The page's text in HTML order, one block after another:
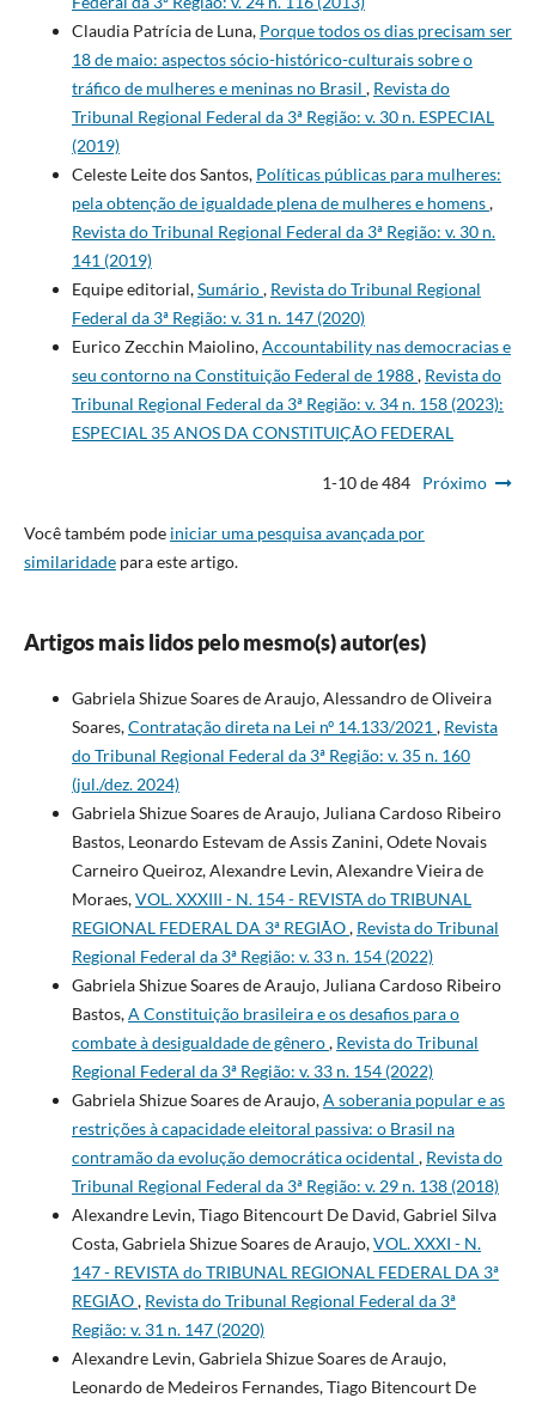
Claudia Patrícia de Luna, Porque todos os dias precisam ser
18 de maio: aspectos sócio-histórico-culturais sobre o
tráfico de mulheres e meninas no Brasil , Revista do
Tribunal Regional Federal da 3ª Região: v. 30 n. ESPECIAL
(2019)
Celeste Leite dos Santos, Políticas públicas para mulheres:
pela obtenção de igualdade plena de mulheres e homens,
Revista do Tribunal Regional Federal da 3ª Região: v. 30 n.
141 (2019)
Equipe editorial,Sumário, Revista do Tribunal Regional
Federal da 3ª Região: v. 31 n. 147 (2020)
Eurico Zecchin Maiolino,Accountability nas democracias e
seu contorno na Constituição Federal de 1988, Revista do
Tribunal Regional Federal da 3ª Região: v. 34 n. 158 (2023):
ESPECIAL 35 ANOS DA CONSTITUIÇÃO FEDERAL
1-10 de 484 Próximo
Você também pode iniciar uma pesquisa avançada por
similaridadepara este artigo.
Artigos mais lidos pelo mesmo(s) autor(es)
Gabriela Shizue Soares de Araujo, Alessandro de Oliveira
Soares,Contratação direta na Lei nº 14.133/2021 , Revista
do Tribunal Regional Federal da 3ª Região: v. 35 n. 160
(jul./dez. 2024)
Gabriela Shizue Soares de Araujo, Juliana Cardoso Ribeiro
Bastos, Leonardo Estevam de Assis Zanini, Odete Novais
Carneiro Queiroz, Alexandre Levin, Alexandre Vieira de
Moraes,VOL. XXXIII - N. 154 - REVISTA do TRIBUNAL
REGIONAL FEDERAL DA 3ª REGIÃO, Revista do Tribunal
Regional Federal da 3ª Região: v. 33 n. 154 (2022)
Gabriela Shizue Soares de Araujo, Juliana Cardoso Ribeiro
Bastos,A Constituição brasileira e os desafios para o
combate à desigualdade de gênero, Revista do Tribunal
Regional Federal da 3ª Região: v. 33 n. 154 (2022)
Gabriela Shizue Soares de Araujo,A soberania popular e as
restrições à capacidade eleitoral passiva: o Brasil na
contramão da evolução democrática ocidental , Revista do
Tribunal Regional Federal da 3ª Região: v. 29 n. 138 (2018)
Alexandre Levin, Tiago Bitencourt De David, Gabriel Silva
Costa, Gabriela Shizue Soares de Araujo,VOL. XXXI - N.
147 - REVISTA do TRIBUNAL REGIONAL FEDERAL DA 3ª
REGIÃO, Revista do Tribunal Regional Federal da 3ª
Região: v. 31 n. 147 (2020)
Alexandre Levin, Gabriela Shizue Soares de Araujo,
Leonardo de Medeiros Fernandes, Tiago Bitencourt De